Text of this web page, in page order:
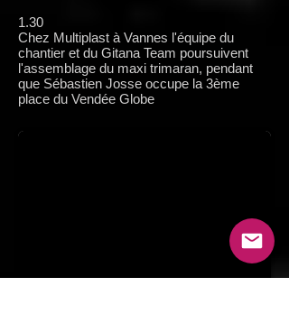
1.30
Chez Multiplast à Vannes l'équipe du
chantier et du Gitana Team poursuivent
l'assemblage du maxi trimaran, pendant
que Sébastien Josse occupe la 3ème
place du Vendée Globe